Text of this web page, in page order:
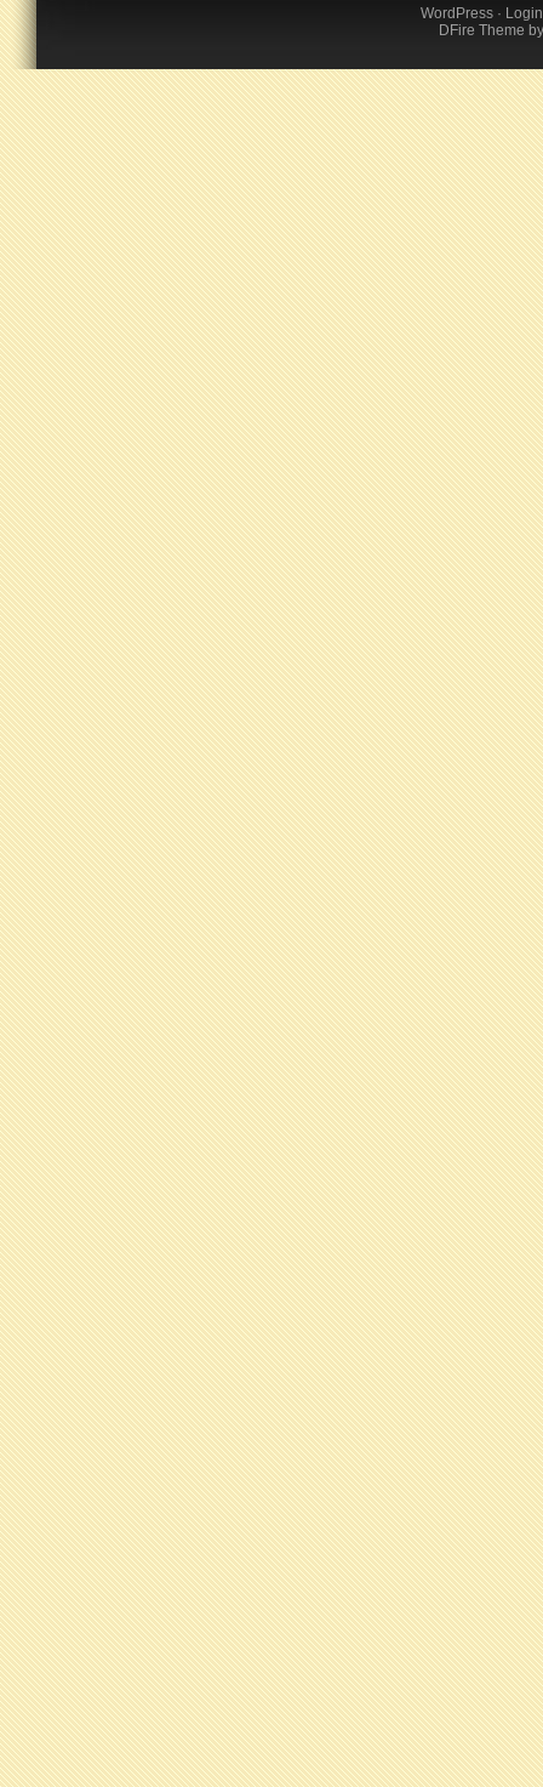
WordPress· Login
DFire Theme